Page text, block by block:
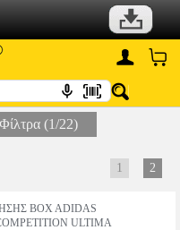
Φίλτρα (1/22)
1 2
BOX ADIDAS
ULTIMA